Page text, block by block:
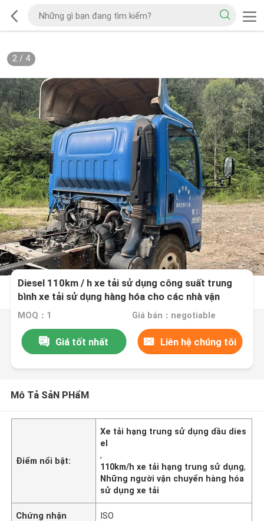
2/ 4
Diesel 110km / h xe tải sử dụng công suất trung
bình xe tải sử dụng hàng hóa cho các nhà vận
chuyển hàng hóa
MOQ：1 Giá bán：negotiable
Giá tốt nhất Liên hệ chúng tôi
Mô Tả SảN PHẩM
Điểm nổi bật:
Xe tải hạng trung sử dụng dầu dies
el
,
110km/h xe tải hạng trung sử dụng,
Những người vận chuyển hàng hóa
sử dụng xe tải
Chứng nhận ISO